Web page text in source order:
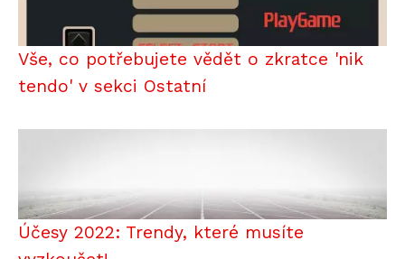
Vše, co potřebujete vědět o zkratce 'nik
tendo' v sekci Ostatní
Účesy 2022: Trendy, které musíte